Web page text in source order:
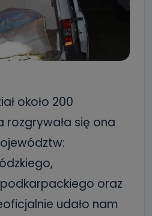
około 200
rozgrywała się ona
oraz
udało nam